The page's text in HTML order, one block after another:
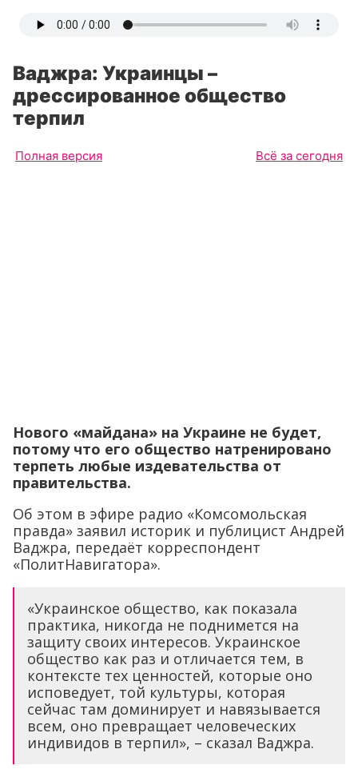
Ваджра: Украинцы –
дрессированное общество
терпил
Полная версия Всё за сегодня
Нового «майдана» на Украине не будет,
потому что его общество натренировано
терпеть любые издевательства от
правительства.
Об этом в эфире радио «Комсомольская
правда» заявил историк и публицист Андрей
Ваджра, передаёт корреспондент
«ПолитНавигатора».
«Украинское общество, как показала
практика, никогда не поднимется на
защиту своих интересов. Украинское
общество как раз и отличается тем, в
контексте тех ценностей, которые оно
исповедует, той культуры, которая
сейчас там доминирует и навязывается
всем, оно превращает человеческих
индивидов в терпил», – сказал Ваджра.